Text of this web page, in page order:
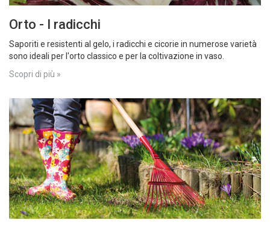
Orto - I radicchi
Saporiti e resistenti al gelo, i radicchi e cicorie in numerose varietà
sono ideali per l'orto classico e per la coltivazione in vaso.​
Scopri di più »